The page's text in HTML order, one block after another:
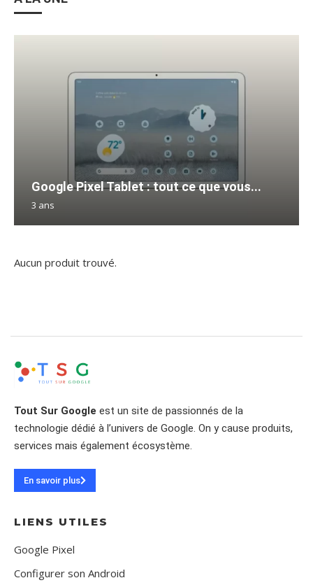
Google Pixel Tablet : tout ce que vous...
3 ans
Aucun produit trouvé.
Tout Sur Google est un site de passionnés de la
technologie dédié à l’univers de Google. On y cause produits,
services mais également écosystème.
En savoir plus
LIENS UTILES
Google Pixel
Configurer son Android